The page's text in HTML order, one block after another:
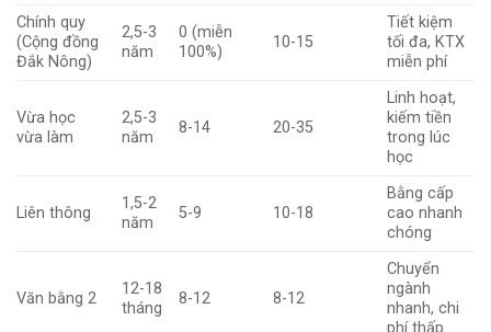
Chính quy
(Cộng đồng
Đắk Nông)
2,5-3
năm
0 (miễn
100%)
10-15
Tiết kiệm
tối đa, KTX
miễn phí
Vừa học
vừa làm
2,5-3
năm
8-14 20-35
Linh hoạt,
kiếm tiền
trong lúc
học
Liên thông
1,5-2
năm
5-9 10-18
Bằng cấp
cao nhanh
chóng
Văn bằng 2
12-18
tháng
8-12 8-12
Chuyển
ngành
nhanh, chi